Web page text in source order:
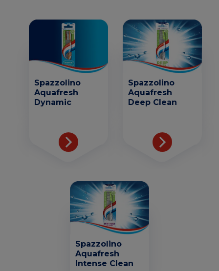
Spazzolino
Aquafresh
Dynamic
Spazzolino
Aquafresh
Deep Clean
Spazzolino
Aquafresh
Intense Clean